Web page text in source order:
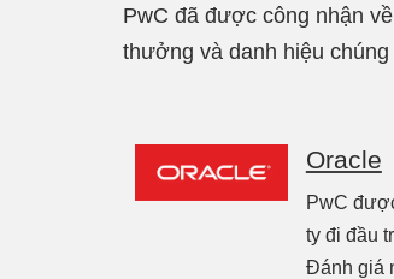
PwC đã được công nhận
thưởng và danh hiệu
Oracle
PwC
ty đi đầu
Đánh giá